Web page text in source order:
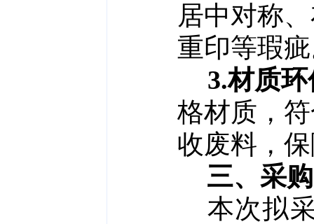
居中对称
重印等瑕
3.材质
格材质，
收废料，
三、采
本次拟